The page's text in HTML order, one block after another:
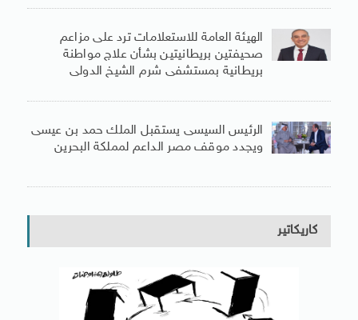
الهيئة العامة للاستعلامات ترد على مزاعم
صحيفتين بريطانيتين بشأن علاج مواطنة
بريطانية بمستشفى شرم الشيخ الدولى
الرئيس السيسى يستقبل الملك حمد بن عيسى
ويجدد موقف مصر الداعم لمملكة البحرين
كاريكاتير